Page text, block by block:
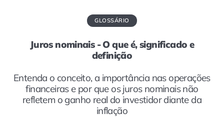
GLOSSÁRIO
Juros nominais - O que é, significado e
definição
Entenda o conceito, a importância nas operações
financeiras e por que os juros nominais não
refletem o ganho real do investidor diante da
inflação